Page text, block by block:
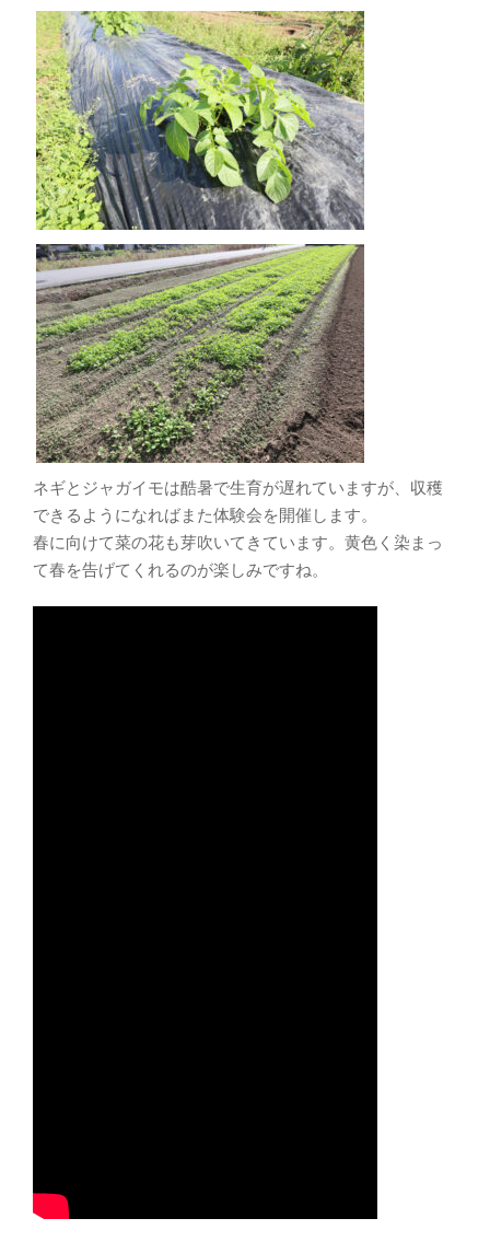
ネギとジャガイモは酷暑で生育が遅れていますが、収穫
できるようになればまた体験会を開催します。
春に向けて菜の花も芽吹いてきています。黄色く染まっ
て春を告げてくれるのが楽しみですね。